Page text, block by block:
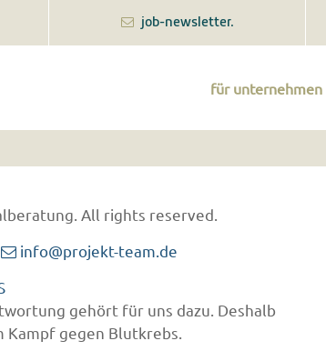
job-newsletter.
für unternehmen
All rights reserved.
info@projekt-team.de
gehört für uns dazu. Deshalb
Kampf gegen Blutkrebs.